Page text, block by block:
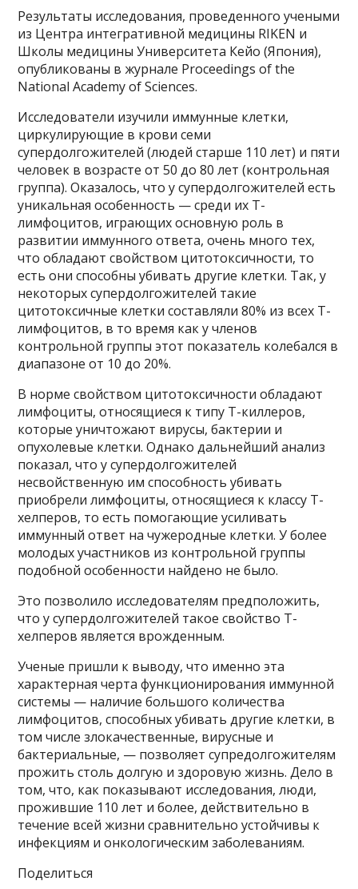
Результаты исследования, проведенного учеными
из Центра интегративной медицины RIKEN и
Школы медицины Университета Кейо (Япония),
опубликованы в журнале Proceedings of the
National Academy of Sciences.
Исследователи изучили иммунные клетки,
циркулирующие в крови семи
супердолгожителей (людей старше 110 лет) и пяти
человек в возрасте от 50 до 80 лет (контрольная
группа). Оказалось, что у супердолгожителей есть
уникальная особенность — среди их Т-
лимфоцитов, играющих основную роль в
развитии иммунного ответа, очень много тех,
что обладают свойством цитотоксичности, то
есть они способны убивать другие клетки. Так, у
некоторых супердолгожителей такие
цитотоксичные клетки составляли 80% из всех Т-
лимфоцитов, в то время как у членов
контрольной группы этот показатель колебался в
диапазоне от 10 до 20%.
В норме свойством цитотоксичности обладают
лимфоциты, относящиеся к типу Т-киллеров,
которые уничтожают вирусы, бактерии и
опухолевые клетки. Однако дальнейший анализ
показал, что у супердолгожителей
несвойственную им способность убивать
приобрели лимфоциты, относящиеся к классу Т-
хелперов, то есть помогающие усиливать
иммунный ответ на чужеродные клетки. У более
молодых участников из контрольной группы
подобной особенности найдено не было.
Это позволило исследователям предположить,
что у супердолгожителей такое свойство Т-
хелперов является врожденным.
Ученые пришли к выводу, что именно эта
характерная черта функционирования иммунной
системы — наличие большого количества
лимфоцитов, способных убивать другие клетки, в
том числе злокачественные, вирусные и
бактериальные, — позволяет супредолгожителям
прожить столь долгую и здоровую жизнь. Дело в
том, что, как показывают исследования, люди,
прожившие 110 лет и более, действительно в
течение всей жизни сравнительно устойчивы к
инфекциям и онкологическим заболеваниям.
Поделиться